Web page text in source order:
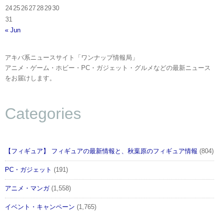
24252627282930
31
« Jun
アキバ系ニュースサイト「ワンナップ情報局」
アニメ・ゲーム・ホビー・PC・ガジェット・グルメなどの最新ニュース
をお届けします。
Categories
【フィギュア】 フィギュアの最新情報と、秋葉原のフィギュア情報 (804)
PC・ガジェット (191)
アニメ・マンガ(1,558)
イベント・キャンペーン (1,765)